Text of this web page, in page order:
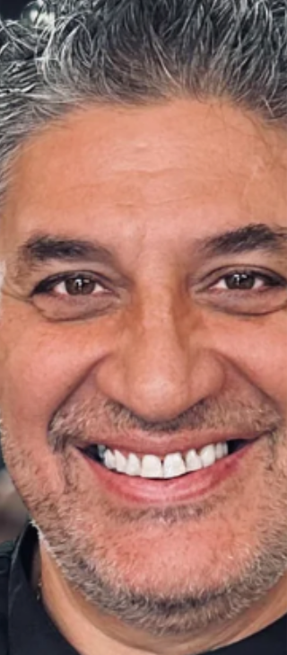
は、こちらからもご覧いただけます。
https://tiffanysartagency.com/collections/hualalai-realty-
now-showing 本展示会の売上の10％は、フアラライ オハ
ナ ファウンデーションに寄付されます。 詳しくはキュレ
ターのTiffay Art Agencyへお問い合わせください。ハワ
北部ハヴィにあるTiffanyのアートオアシスご見学や、出
アートコンサルティングのご予約も承るそうです。